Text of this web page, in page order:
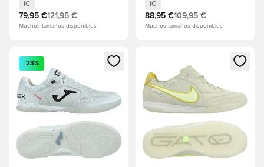
IC
79,95 €121,95 €
Muchos tamaños disponibles
IC
88,95 €109,95 €
Muchos tamaños disponibles
Abre un modal para iniciar sesión o registrarse como
-23%
Abre un modal para iniciar